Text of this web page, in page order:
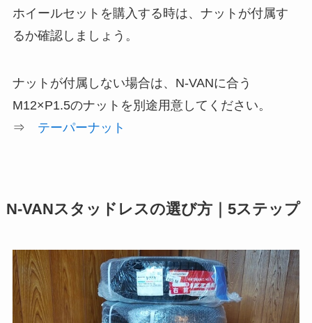
ホイールセットを購入する時は、ナットが付属す
るか確認しましょう。
ナットが付属しない場合は、N-VANに合う
M12×P1.5のナットを別途用意してください。
⇒ テーパーナット
N-VANスタッドレスの選び方｜5ステップ